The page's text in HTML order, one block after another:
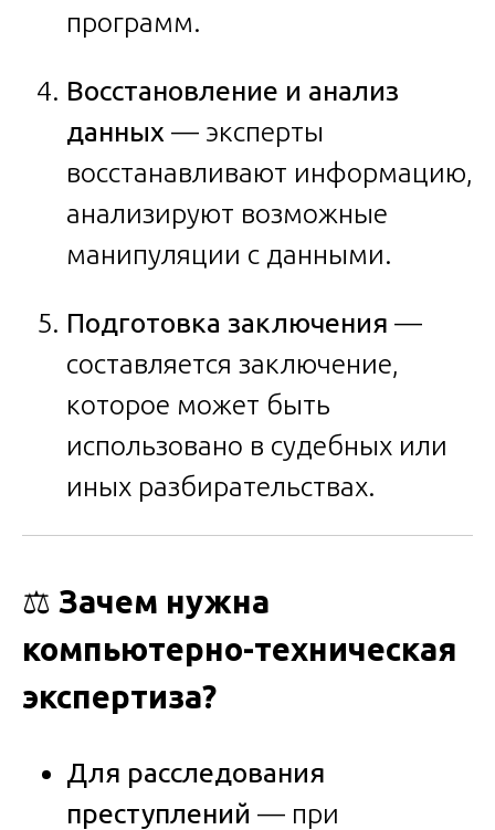
программ.
Восстановление и анализ
данных — эксперты
восстанавливают информацию,
анализируют возможные
манипуляции с данными.
Подготовка заключения —
составляется заключение,
которое может быть
использовано в судебных или
иных разбирательствах.
⚖️ Зачем нужна
компьютерно-техническая
экспертиза?
Для расследования
преступлений — при